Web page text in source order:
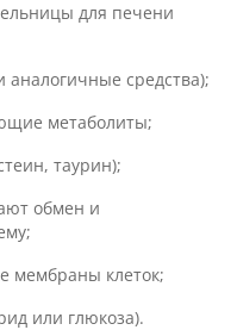
для печени
аналогичные средства);
метаболиты;
таурин);
обмен и
мембраны клеток;
или глюкоза).